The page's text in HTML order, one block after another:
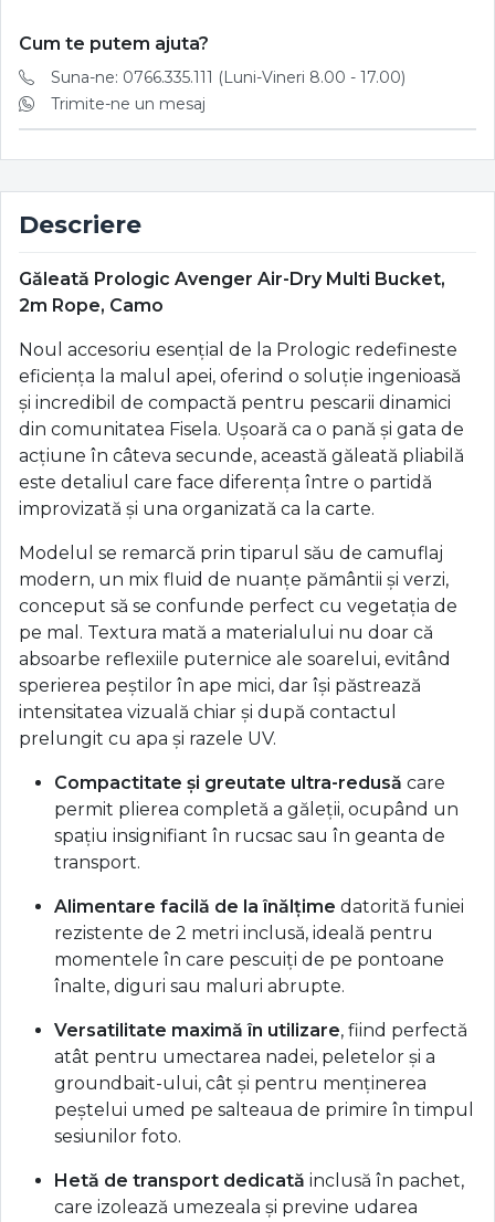
Cum te putem ajuta?
Suna-ne: 0766.335.111 (Luni-Vineri 8.00 - 17.00)
Trimite-ne un mesaj
Descriere
Găleată Prologic Avenger Air-Dry Multi Bucket,
2m Rope, Camo
Noul accesoriu esențial de la Prologic redefineste
eficiența la malul apei, oferind o soluție ingenioasă
și incredibil de compactă pentru pescarii dinamici
din comunitatea Fisela. Ușoară ca o pană și gata de
acțiune în câteva secunde, această găleată pliabilă
este detaliul care face diferența între o partidă
improvizată și una organizată ca la carte.
Modelul se remarcă prin tiparul său de camuflaj
modern, un mix fluid de nuanțe pământii și verzi,
conceput să se confunde perfect cu vegetația de
pe mal. Textura mată a materialului nu doar că
absoarbe reflexiile puternice ale soarelui, evitând
sperierea peștilor în ape mici, dar își păstrează
intensitatea vizuală chiar și după contactul
prelungit cu apa și razele UV.
Compactitate și greutate ultra-redusă care
permit plierea completă a găleții, ocupând un
spațiu insignifiant în rucsac sau în geanta de
transport.
Alimentare facilă de la înălțime datorită funiei
rezistente de 2 metri inclusă, ideală pentru
momentele în care pescuiți de pe pontoane
înalte, diguri sau maluri abrupte.
Versatilitate maximă în utilizare, fiind perfectă
atât pentru umectarea nadei, peletelor și a
groundbait-ului, cât și pentru menținerea
peștelui umed pe salteaua de primire în timpul
sesiunilor foto.
Hetă de transport dedicată inclusă în pachet,
care izolează umezeala și previne udarea